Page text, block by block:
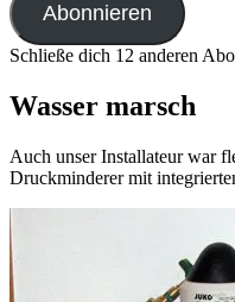
Abonnieren
Schließe dich 12 anderen
Wasser marsch
Auch unser Installateur war
Druckminderer mit